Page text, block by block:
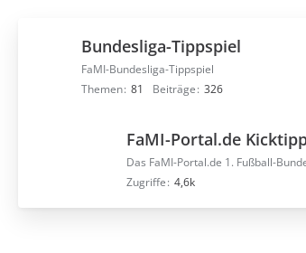
Bundesliga-Tippspiel
FaMI-Bundesliga-Tippspiel
Themen 81 Beiträge 326
FaMI-Portal.de
Das FaMI-Portal.de 1. Fußball-
Zugriffe 4,6k